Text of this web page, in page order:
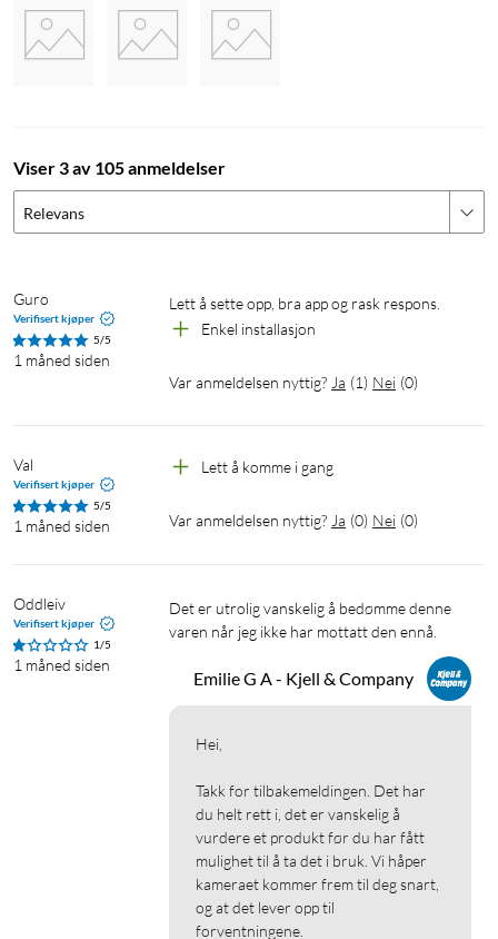
identifisere objekter som mennesker, dyr og kjøretøy (krever
den nyeste firmware-oppdateringen). I appen velger du hva du
vil at kameraet skal reagere på og varsle deg om.
I pakken
USB-adapter
USB-kabel
Installasjonsverktøy
Spesifikasjoner
Bildesensor: 1/3”
Betraktningsvinkel: 150°
Innebygd mikrofon og høyttaler
IP-klassifisering: IP66
Driftstemperatur: -20 °C – 45 °C
Kameraovervåking Nettverkskamera
2K-oppløsning Utendørskamera
Sirene Minnekortinnspilling
Viser 3 av 105 anmeldelser
Relevans
Guro
Verifisert kjøper
5/5
1 måned siden
Lett å sette opp, bra app og rask respons.
Enkel installasjon
Var anmeldelsen nyttig? Ja (1) Nei (0)
Val
Verifisert kjøper
5/5
1 måned siden
Lett å komme i gang
Var anmeldelsen nyttig? Ja (0) Nei (0)
Oddleiv
Verifisert kjøper
1/5
1 måned siden
Det er utrolig vanskelig å bedømme denne
varen når jeg ikke har mottatt den ennå.
Emilie G A - Kjell & Company
Hei,
Takk for tilbakemeldingen. Det har
du helt rett i, det er vanskelig å
vurdere et produkt før du har fått
mulighet til å ta det i bruk. Vi håper
kameraet kommer frem til deg snart,
og at det lever opp til
forventningene.